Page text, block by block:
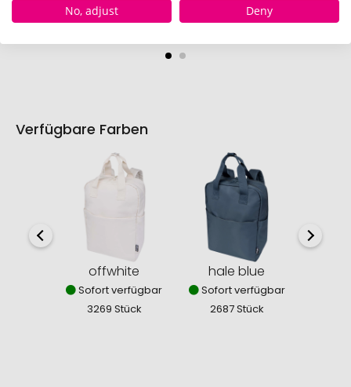
Tasche (100 x 145 mm)
Verfügbare Farben
offwhite
Sofort verfügbar
3269 Stück
hale blue
Sofort verfügbar
2687 Stück
No, adjust
Deny